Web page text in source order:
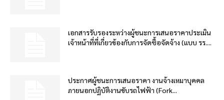
เอกสารรับรองระหว่างผู้ชนะการเสนอราคาประเมิน
เจ้าหน้าที่ที่เกี่ยวข้องกับการจัดซื้อจัดจ้าง (แบบ รร....
ประกาศผู้ชนะการเสนอราคา งานจ้างเหมาบุคคล
ภายนอกปฏิบัติงานขับรถไฟฟ้า (Fork...